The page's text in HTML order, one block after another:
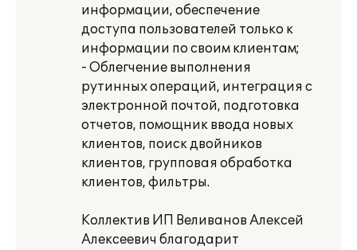
информации, обеспечение
доступа пользователей только к
информации по своим клиентам;
- Облегчение выполнения
рутинных операций, интеграция с
электронной почтой, подготовка
отчетов, помощник ввода новых
клиентов, поиск двойников
клиентов, групповая обработка
клиентов, фильтры.
Коллектив ИП Веливанов Алексей
Алексеевич благодарит